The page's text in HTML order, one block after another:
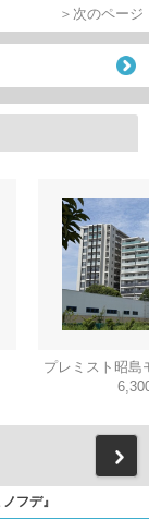
＞次のページ
プレミスト昭島
ノフデ』